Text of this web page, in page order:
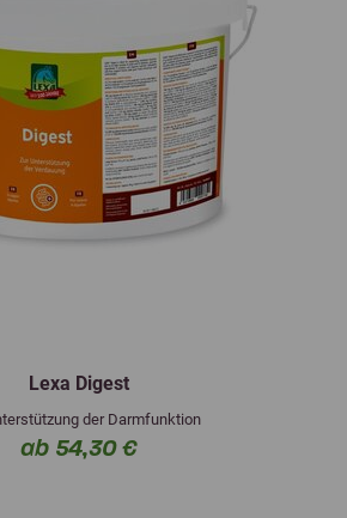
Lexa Digest
der Darmfunktion
ab 54,30 €